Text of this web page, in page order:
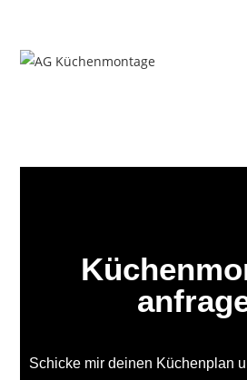
Schicke mir deinen Küchenplan